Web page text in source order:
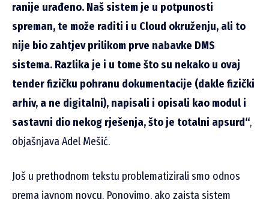
ranije urađeno. Naš sistem je u potpunosti
spreman, te može raditi i u Cloud okruženju, ali to
nije bio zahtjev prilikom prve nabavke DMS
sistema. Razlika je i u tome što su nekako u ovaj
tender fizičku pohranu dokumentacije (dakle fizički
arhiv, a ne digitalni), napisali i opisali kao modul i
sastavni dio nekog rješenja, što je totalni apsurd“,
objašnjava Adel Mešić.
Još u prethodnom tekstu problematizirali smo odnos
prema javnom novcu. Ponovimo, ako zaista sistem